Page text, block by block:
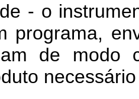
- o
programa,
de modo